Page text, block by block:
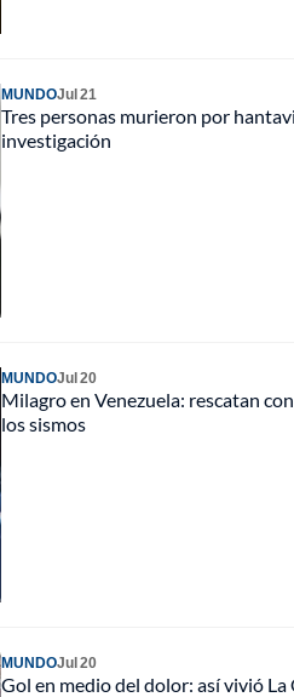
MUNDOJul 21
Tres personas murieron por
investigación
MUNDOJul 20
Milagro en Venezuela: rescatan
los sismos
MUNDOJul 20
Gol en medio del dolor: así vivió